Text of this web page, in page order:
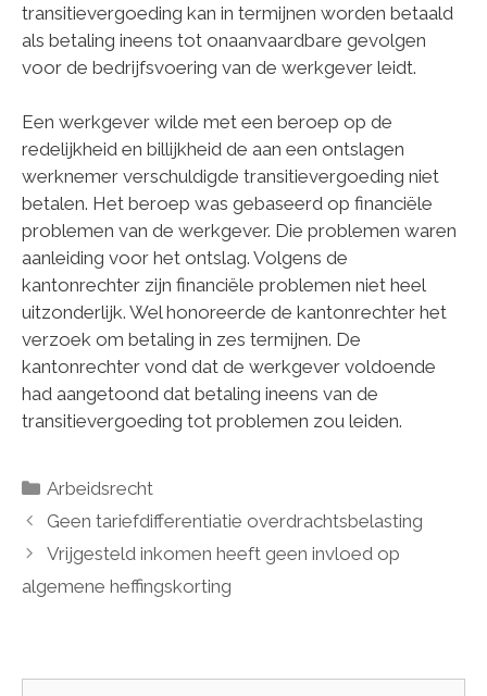
transitievergoeding kan in termijnen worden betaald
als betaling ineens tot onaanvaardbare gevolgen
voor de bedrijfsvoering van de werkgever leidt.
Een werkgever wilde met een beroep op de
redelijkheid en billijkheid de aan een ontslagen
werknemer verschuldigde transitievergoeding niet
betalen. Het beroep was gebaseerd op financiële
problemen van de werkgever. Die problemen waren
aanleiding voor het ontslag. Volgens de
kantonrechter zijn financiële problemen niet heel
uitzonderlijk. Wel honoreerde de kantonrechter het
verzoek om betaling in zes termijnen. De
kantonrechter vond dat de werkgever voldoende
had aangetoond dat betaling ineens van de
transitievergoeding tot problemen zou leiden.
Categorieën
Arbeidsrecht
Geen tariefdifferentiatie overdrachtsbelasting
Vrijgesteld inkomen heeft geen invloed op
algemene heffingskorting